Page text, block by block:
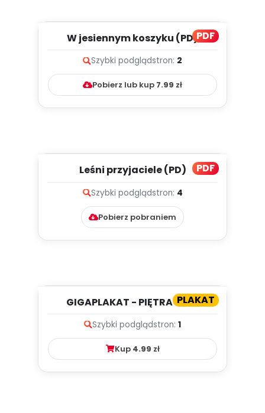
PDF
W jesiennym koszyku (PD)
Szybki podglądstron: 2
Pobierz lub kup 7.99 zł
PDF
Leśni przyjaciele (PD)
Szybki podglądstron: 4
Pobierz pobraniem
PLAKAT
GIGAPLAKAT - PIĘTRA LASU
Szybki podglądstron: 1
Kup 4.99 zł